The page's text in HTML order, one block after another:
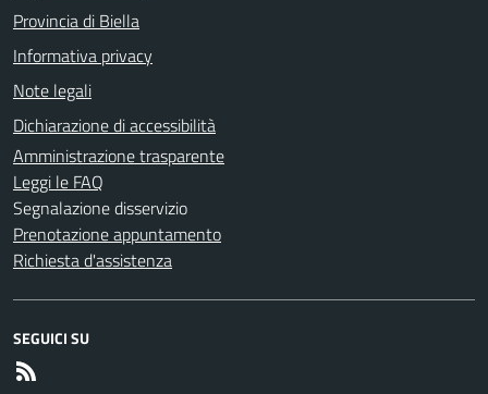
Provincia di Biella
Informativa privacy
Note legali
Dichiarazione di accessibilità
Amministrazione trasparente
Leggi le FAQ
Segnalazione disservizio
Prenotazione appuntamento
Richiesta d'assistenza
SEGUICI SU